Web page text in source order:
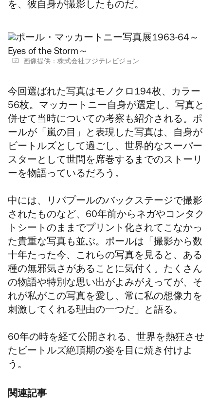
を、彼自身が撮影したものだ。
画像提供：株式会社フジテレビジョン
今回選ばれた写真はモノクロ194枚、カラー
56枚。マッカートニー自身が選定し、写真と
併せて当時についての考察も紹介される。ポ
ールが「嵐の目」と表現した写真は、自身が
ビートルズとして過ごし、世界的なスーパー
スターとして世間を席巻するまでのストーリ
ーを物語っているだろう。
中には、リバプールのバックステージで撮影
されたものなど、60年前からネガやコンタク
トシートのままでプリント化されてこなかっ
た貴重な写真も並ぶ。ポールは「撮影から数
十年たった今、これらの写真を見ると、ある
種の無邪気さがあることに気付く。たくさん
の物語や特別な思い出がよみがえってが、そ
れが私がこの写真を愛し、常に私の想像力を
刺激してくれる理由の一つだ」と語る。
60年の時を経て公開される、世界を熱狂させ
たビートルズ絶頂期の姿を目に焼き付けよ
う。
関連記事